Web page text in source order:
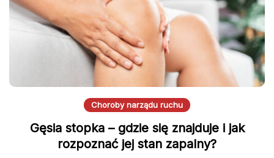
Choroby narządu ruchu
Gęsia stopka – gdzie się znajduje i jak
rozpoznać jej stan zapalny?